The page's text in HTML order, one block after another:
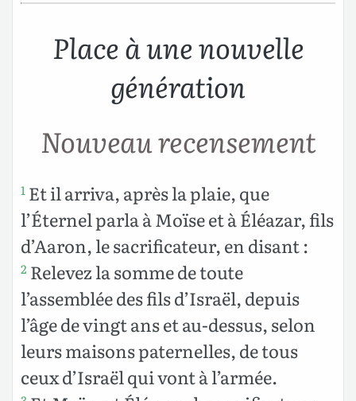
Place à une nouvelle
génération
Nouveau recensement
1 Et il arriva, après la plaie, que
l’Éternel parla à Moïse et à Éléazar, fils
d’Aaron, le sacrificateur, en disant :
2 Relevez la somme de toute
l’assemblée des fils d’Israël, depuis
l’âge de vingt ans et au-dessus, selon
leurs maisons paternelles, de tous
ceux d’Israël qui vont à l’armée.